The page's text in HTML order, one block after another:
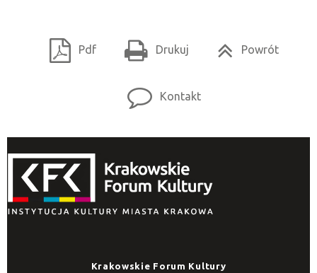
Pdf Drukuj Powrót
Kontakt
Krakowskie Forum Kultury